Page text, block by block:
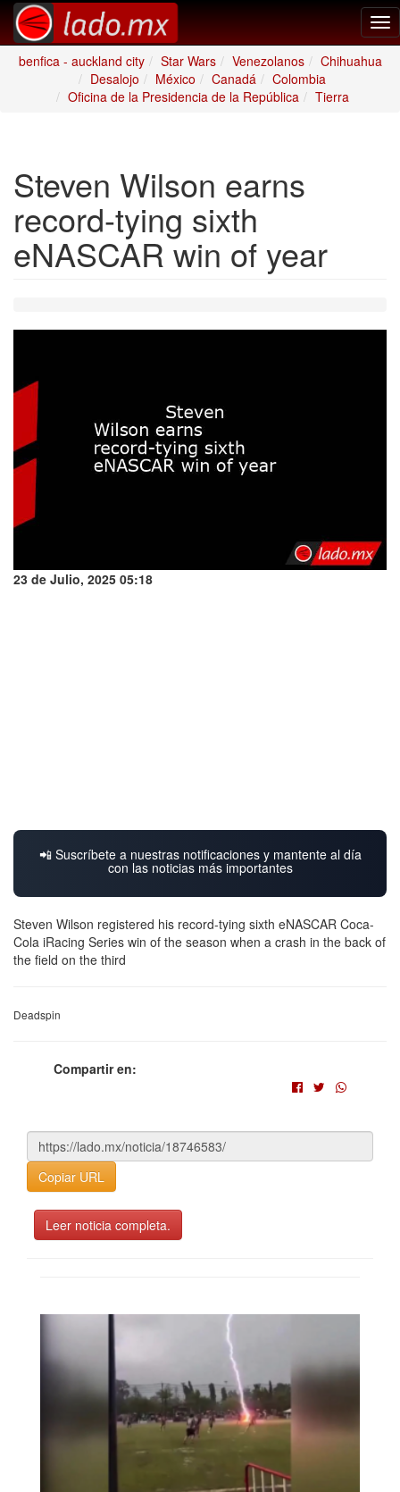
benfica - auckland city
Star Wars Venezolanos
Chihuahua
Desalojo
México Canadá
Colombia
Oficina de la Presidencia de la República
Tierra
Steven Wilson earns
record-tying sixth
eNASCAR win of year
23 de Julio, 2025 05:18
📲 Suscríbete a nuestras notificaciones y mantente al día
con las noticias más importantes
Steven Wilson registered his record-tying sixth eNASCAR Coca-
Cola iRacing Series win of the season when a crash in the back of
the field on the third
Deadspin
Compartir en:
Copiar URL
Leer noticia completa.